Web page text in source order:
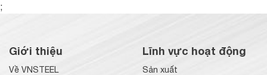
;
Giới thiệu
Về VNSTEEL
Lĩnh vực hoạt động
Sản xuất